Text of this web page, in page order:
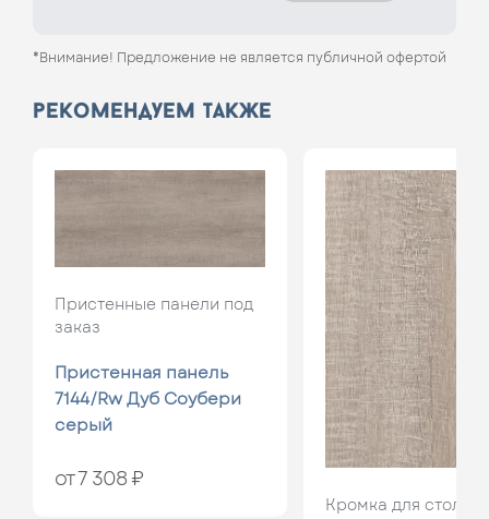
*Внимание! Предложение не является публичной офертой
рекомендуем также
Пристенные панели под
заказ
Пристенная панель
7144/Rw Дуб Соубери
серый
от 7 308 ₽
Кромка для